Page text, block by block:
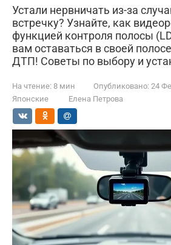
Устали нервничать из-за
встречку? Узнайте, как
функцией контроля полосы
вам оставаться в своей
ДТП! Советы по выбору и
На чтение: 8 мин Опубликовано: 24
Японские
Елена Петрова